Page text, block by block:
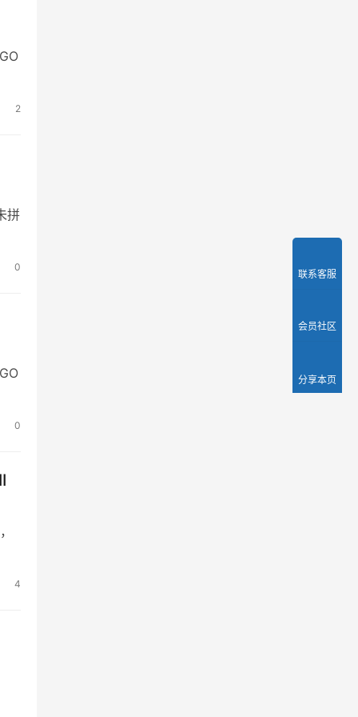
2
拼
0
0
4
联系客服
会员社区
分享本页